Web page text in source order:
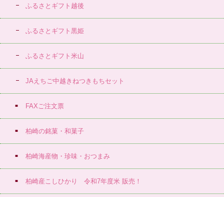
ふるさとギフト越後
ふるさとギフト黒姫
ふるさとギフト米山
JAえちご中越きねつきもちセット
FAXご注文票
柏崎の銘菓・和菓子
柏崎海産物・珍味・おつまみ
柏崎産こしひかり 令和7年度米 販売！